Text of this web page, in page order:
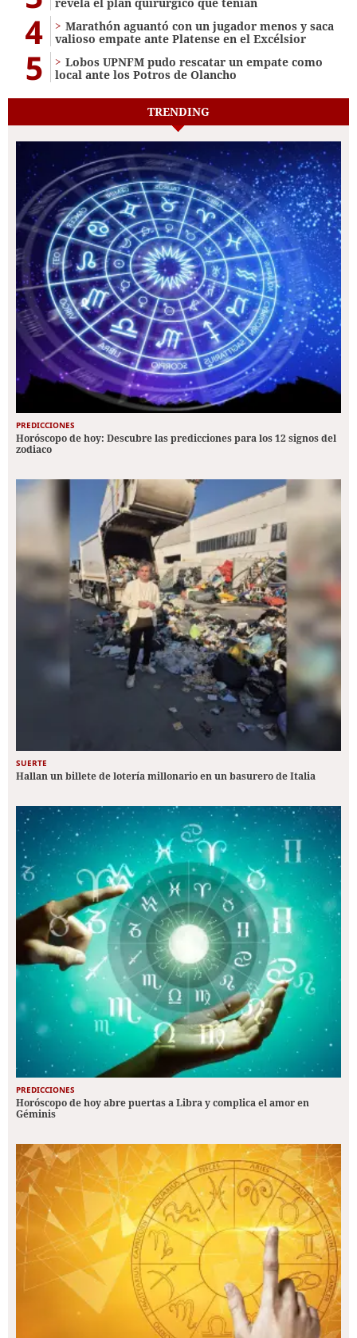
4
Marathón aguantó con un jugador menos y saca
valioso empate ante Platense en el Excélsior
5
Lobos UPNFM pudo rescatar un empate como
local ante los Potros de Olancho
TRENDING
PREDICCIONES
Horóscopo de hoy: Descubre las predicciones para los 12 signos del
zodiaco
SUERTE
Hallan un billete de lotería millonario en un basurero de Italia
PREDICCIONES
Horóscopo de hoy abre puertas a Libra y complica el amor en
Géminis